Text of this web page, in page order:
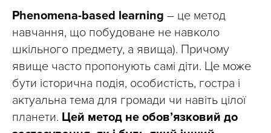
Phenomena-based learning – це метод
навчання, що побудоване не навколо
шкільного предмету, а явища). Причому
явище часто пропонують самі діти. Це може
бути історична подія, особистість, гостра і
актуальна тема для громади чи навіть цілої
планети. Цей метод не обов’язковий до